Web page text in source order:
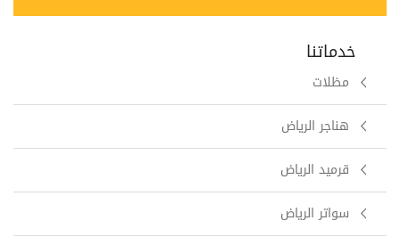
خدماتنا
مظلات
هناجر الرياض
قرميد الرياض
سواتر الرياض